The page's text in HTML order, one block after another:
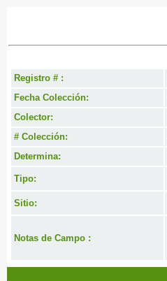
Registro # :
Fecha Colección:
Colector:
# Colección:
Determina:
Tipo:
Sitio:
Notas de Campo :